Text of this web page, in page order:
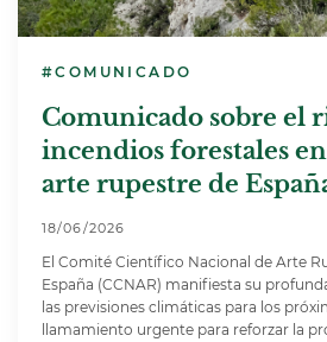
#COMUNICADO
Comunicado sobre el
incendios forestales
arte rupestre de
18/06/2026
El Comité Científico Nacional de Arte
España (CCNAR) manifiesta su
las previsiones climáticas para los
llamamiento urgente para reforzar la